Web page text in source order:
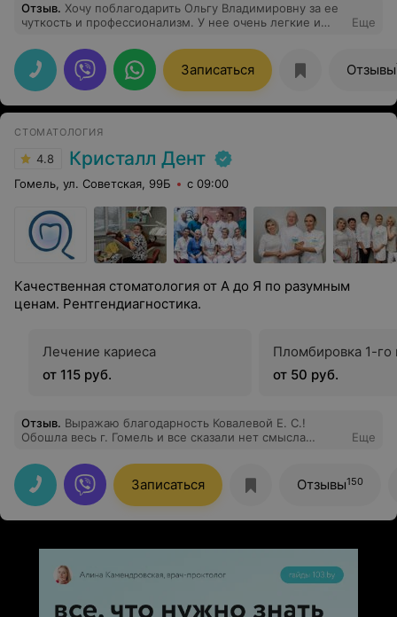
Отзыв. Хочу поблагодарить Ольгу Владимировну за ее
чуткость и профессионализм. У нее очень легкие и
выполнена она идеально! Рекомендую всем как
прекрасного специалиста и приятного человека!
Спасибо!
Еще
Записаться Отзывы
СТОМАТОЛОГИЯ
4.8 Кристалл Дент
Гомель, ул. Советская, 99Б с 09:00
Качественная стоматология от А до Я по разумным
ценам. Рентгендиагностика.
Лечение кариеса
от 115 руб.
Пломбировка 1-го
от 50 руб.
Отзыв. Выражаю благодарность Ковалевой Е. С.!
Обошла весь г. Гомель и все сказали нет смысла
поборолась за мой зуб, пломба уже стоит 3 года,
отличный специалист.
Еще
Записаться Отзывы150